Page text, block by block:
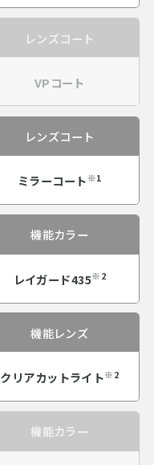
レンズコート
VPコート
レンズコート
ミラーコート ※1
機能カラー
レイガード435※2
機能レンズ
クリアカットライト※2
機能カラー